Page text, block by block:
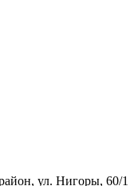
ул. Нигоры, 60/1